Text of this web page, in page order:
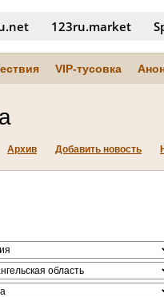
123ru.market
VIP-тусовка
Архив Добавить новость